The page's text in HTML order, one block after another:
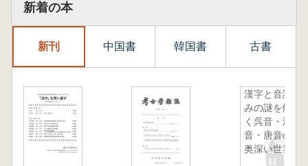
新着の本
新刊 中国書 韓国書 古書
漢字と音読
みの謎を解
く呉音・漢
音・唐音の
奥深い世界